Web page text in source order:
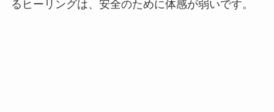
るヒーリングは、安全のために体感が弱いです。